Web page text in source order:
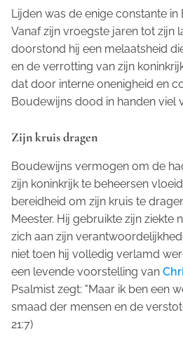
Lijden was de enige constante in
Vanaf zijn vroegste jaren tot zijn
doorstond hij een melaatsheid
en de verrotting van zijn
dat door interne onenigheid en
Boudewijns dood in handen viel
Zijn kruis dragen
Boudewijns vermogen om de
zijn koninkrijk te beheersen
bereidheid om zijn kruis te
Meester. Hij gebruikte zijn ziekte
zich aan zijn
niet toen hij volledig verlamd
een levende voorstelling van
Psalmist zegt: "Maar ik ben een
smaad der mensen en de
21:7)